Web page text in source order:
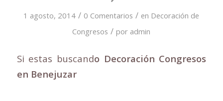
1 agosto, 2014 / 0 Comentarios / en Decoración de
Congresos / por admin
Si estas buscando Decoración Congresos
en Benejuzar